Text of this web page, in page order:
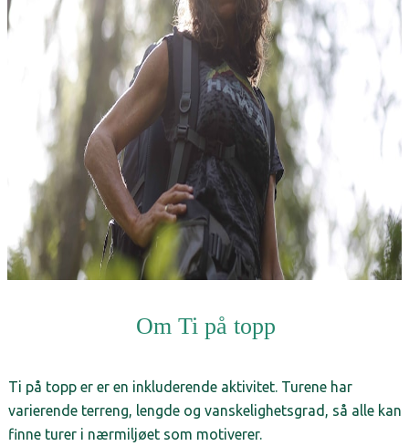
Om Ti på topp
Ti på topp er er en inkluderende aktivitet. Turene har
varierende terreng, lengde og vanskelighetsgrad, så alle kan
finne turer i nærmiljøet som motiverer.